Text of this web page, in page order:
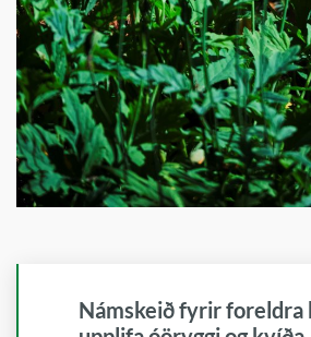
Námskeið fyrir foreldra